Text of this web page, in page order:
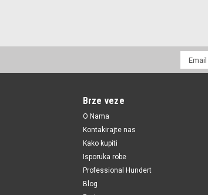
mail
Brze veze
O Nama
Kontakirajte nas
Kako kupiti
Isporuka robe
Professional Hundert
Blog